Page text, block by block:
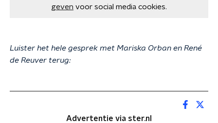
geven voor social media cookies.
Luister het hele gesprek met Mariska Orban en René
de Reuver terug:
Advertentie via ster.nl